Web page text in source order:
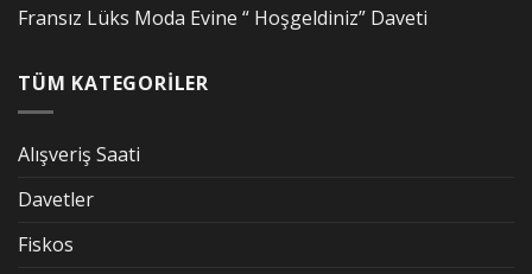
Fransız Lüks Moda Evine “ Hoşgeldiniz” Daveti
TÜM KATEGORİLER
Alışveriş Saati
Davetler
Fiskos